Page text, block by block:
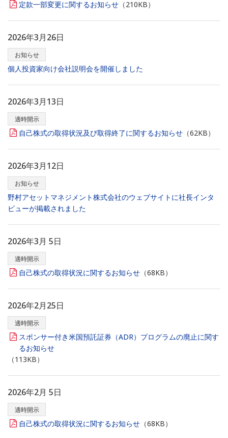
定款一部変更に関するお知らせ （210KB）
2026年3月26日
お知らせ
個人投資家向け会社説明会を開催しました
2026年3月13日
適時開示
自己株式の取得状況及び取得終了に関するお知らせ （62KB）
2026年3月12日
お知らせ
野村アセットマネジメント株式会社のウェブサイトに社長インタ
ビューが掲載されました
2026年3月 5日
適時開示
自己株式の取得状況に関するお知らせ （68KB）
2026年2月25日
適時開示
スポンサー付き米国預託証券（ADR）プログラムの廃止に関す
るお知らせ
（113KB）
2026年2月 5日
適時開示
自己株式の取得状況に関するお知らせ （68KB）